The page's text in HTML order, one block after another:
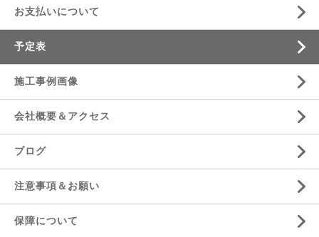
お支払いについて
予定表
施工事例画像
会社概要＆アクセス
ブログ
注意事項＆お願い
保障について